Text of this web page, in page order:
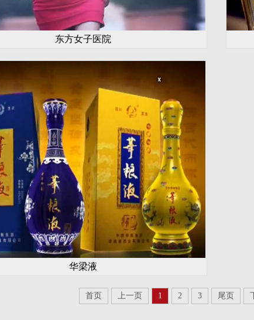
东方女子医院
华梁液
首页 上一页 1 2 3 尾页